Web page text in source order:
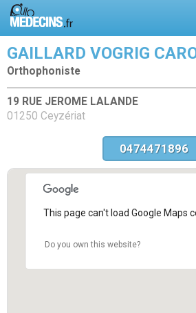
GAILLARD VOGRIG
Orthophoniste
19 RUE JEROME LALANDE
01250 Ceyzériat
0474471896
This page can't load Google Maps
Do you own this website?